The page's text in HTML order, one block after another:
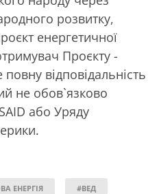
розвитку,
енергетичної
Проєкту -
відповідальність
не обов`язково
або Уряду
ЕНЕРГІЯ #ВЕД